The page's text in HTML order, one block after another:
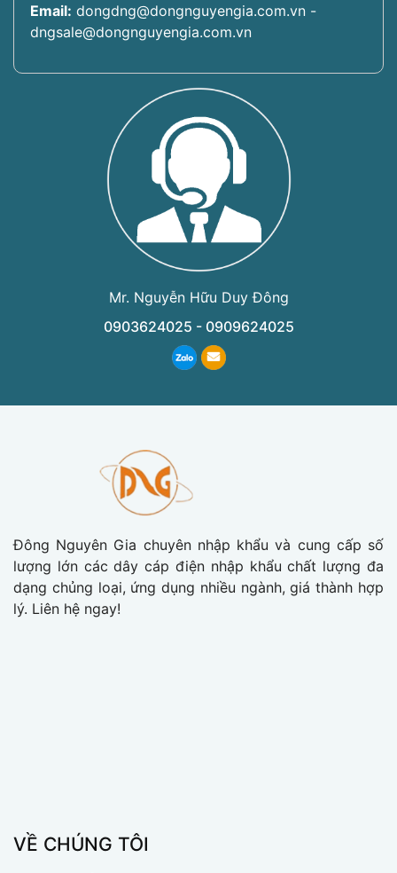
Email: dongdng@dongnguyengia.com.vn -
dngsale@dongnguyengia.com.vn
Mr. Nguyễn Hữu Duy Đông
0903624025 - 0909624025
Đông Nguyên Gia chuyên nhập khẩu và cung cấp số
lượng lớn các dây cáp điện nhập khẩu chất lượng đa
dạng chủng loại, ứng dụng nhiều ngành, giá thành hợp
lý. Liên hệ ngay!
VỀ CHÚNG TÔI